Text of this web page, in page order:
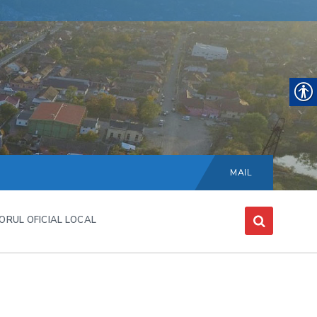
Choose
language:
MAIL
OFICIAL LOCAL